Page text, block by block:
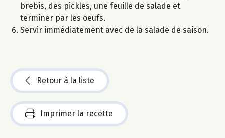
brebis, des pickles, une feuille de salade et
terminer par les oeufs.
Servir immédiatement avec de la salade de saison.
Retour à la liste
Imprimer la recette